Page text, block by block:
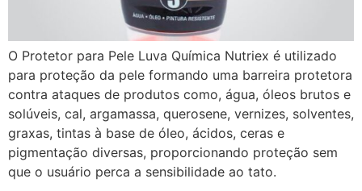
O Protetor para Pele Luva Química Nutriex é utilizado
para proteção da pele formando uma barreira protetora
contra ataques de produtos como, água, óleos brutos e
solúveis, cal, argamassa, querosene, vernizes, solventes,
graxas, tintas à base de óleo, ácidos, ceras e
pigmentação diversas, proporcionando proteção sem
que o usuário perca a sensibilidade ao tato.